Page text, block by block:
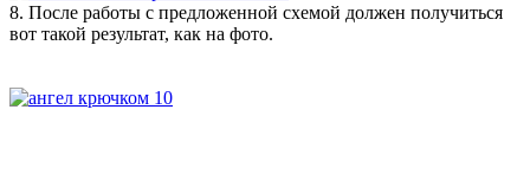
8. После работы с предложенной схемой должен получиться
вот такой результат, как на фото.